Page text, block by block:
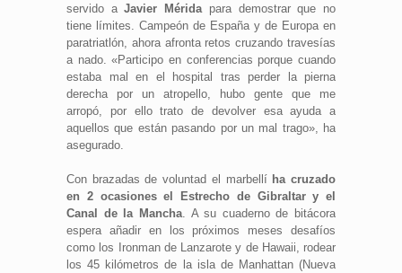
servido aJavier Méridapara demostrar que no
tiene límites. Campeón de España y de Europa en
paratriatlón, ahora afronta retos cruzando travesías
a nado. «Participo en conferencias porque cuando
estaba mal en el hospital tras perder la pierna
derecha por un atropello, hubo gente que me
arropó, por ello trato de devolver esa ayuda a
aquellos que están pasando por un mal trago», ha
asegurado.
Con brazadas de voluntad el marbellí ha cruzado
en 2 ocasiones el Estrecho de Gibraltar y el
Canal de la Mancha. A su cuaderno de bitácora
espera añadir en los próximos meses desafíos
como los Ironman de Lanzarote y de Hawaii, rodear
los 45 kilómetros de la isla de Manhattan (Nueva